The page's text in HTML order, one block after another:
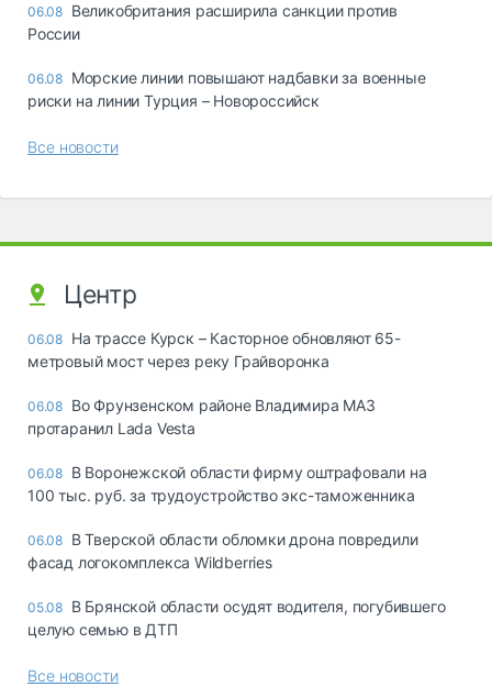
06.08 Великобритания расширила санкции против
России
06.08 Морские линии повышают надбавки за военные
риски на линии Турция – Новороссийск
Все новости
Центр
06.08 На трассе Курск – Касторное обновляют 65-
метровый мост через реку Грайворонка
06.08 Во Фрунзенском районе Владимира МАЗ
протаранил Lada Vesta
06.08 В Воронежской области фирму оштрафовали на
100 тыс. руб. за трудоустройство экс-таможенника
06.08 В Тверской области обломки дрона повредили
фасад логокомплекса Wildberries
05.08 В Брянской области осудят водителя, погубившего
целую семью в ДТП
Все новости